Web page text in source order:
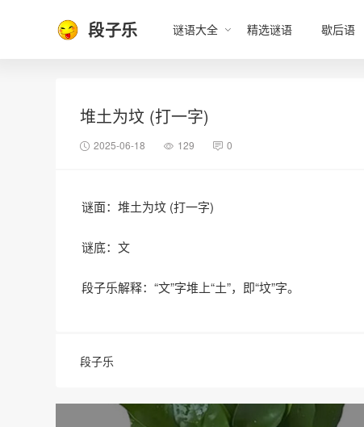
段子乐 谜语大全 精选谜语 歇后语
堆土为坟 (打一字)
2025-06-18 129 0
谜面：堆土为坟 (打一字)
谜底：文
段子乐解释：“文”字堆上“土”，即“坟”字。
段子乐